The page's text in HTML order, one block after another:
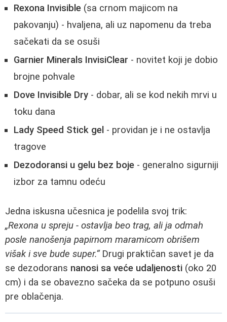
Rexona Invisible (sa crnom majicom na
pakovanju) - hvaljena, ali uz napomenu da treba
sačekati da se osuši
Garnier Minerals InvisiClear - novitet koji je dobio
brojne pohvale
Dove Invisible Dry - dobar, ali se kod nekih mrvi u
toku dana
Lady Speed Stick gel - providan je i ne ostavlja
tragove
Dezodoransi u gelu bez boje - generalno sigurniji
izbor za tamnu odeću
Jedna iskusna učesnica je podelila svoj trik:
„Rexona u spreju - ostavlja beo trag, ali ja odmah
posle nanošenja papirnom maramicom obrišem
višak i sve bude super.“Drugi praktičan savet je da
se dezodorans nanosi sa veće udaljenosti (oko 20
cm) i da se obavezno sačeka da se potpuno osuši
pre oblačenja.